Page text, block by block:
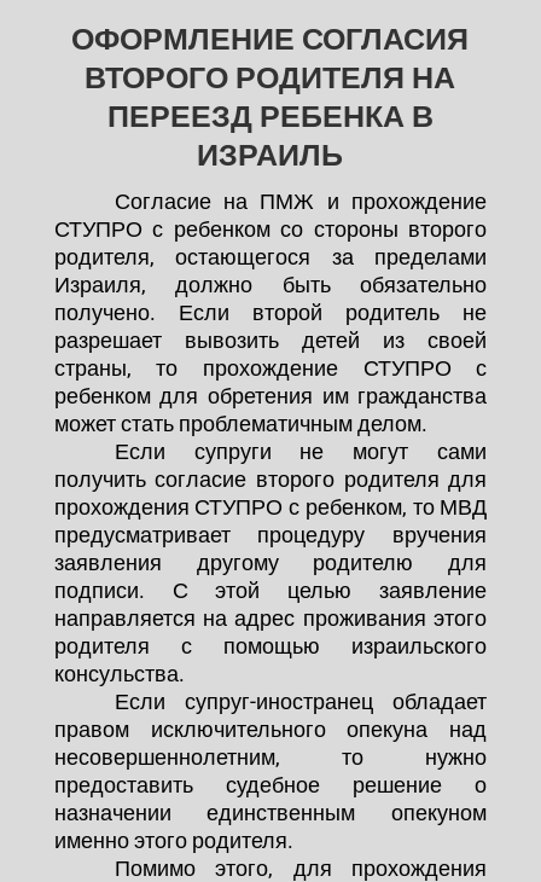
ОФОРМЛЕНИЕ СОГЛАСИЯ
ВТОРОГО РОДИТЕЛЯ НА
ПЕРЕЕЗД РЕБЕНКА В
ИЗРАИЛЬ
Согласие на ПМЖ и прохождение
СТУПРО с ребенком со стороны второго
родителя, остающегося за пределами
Израиля, должно быть обязательно
получено. Если второй родитель не
разрешает вывозить детей из своей
страны, то прохождение СТУПРО с
ребенком для обретения им гражданства
может стать проблематичным делом.
Если супруги не могут сами
получить согласие второго родителя для
прохождения СТУПРО с ребенком, то МВД
предусматривает процедуру вручения
заявления другому родителю для
подписи. С этой целью заявление
направляется на адрес проживания этого
родителя с помощью израильского
консульства.
Если супруг-иностранец обладает
правом исключительного опекуна над
несовершеннолетним, то нужно
предоставить судебное решение о
назначении единственным опекуном
именно этого родителя.
Помимо этого, для прохождения